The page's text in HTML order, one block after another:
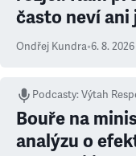
často neví ani
Ondřej Kundra•6. 8. 2026
Podcasty:Výtah
Bouře na
analýzu o